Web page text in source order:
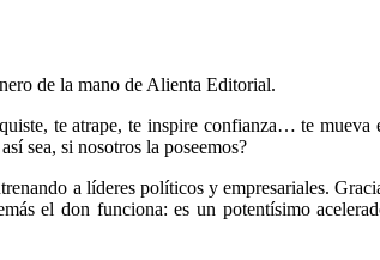
de la mano de Alienta Editorial.
te atrape, te inspire confianza… te mueva
sea, si nosotros la poseemos?
a líderes políticos y empresariales.
el don funciona: es un potentísimo